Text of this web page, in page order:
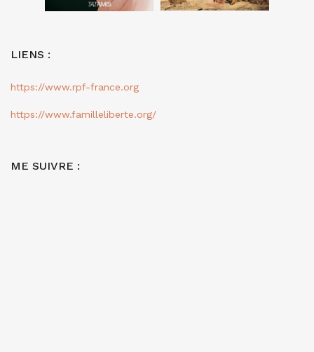
LIENS :
https://www.rpf-france.org
https://www.familleliberte.org/
ME SUIVRE :